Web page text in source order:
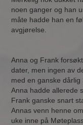
noen ganger og han
måte hadde han en
avgjørelse.
Anna og Frank
dater, men ingen av
med en ganske dårlig
Anna hadde allerede
Frank ganske snart
Annas venn henne
uke inne på